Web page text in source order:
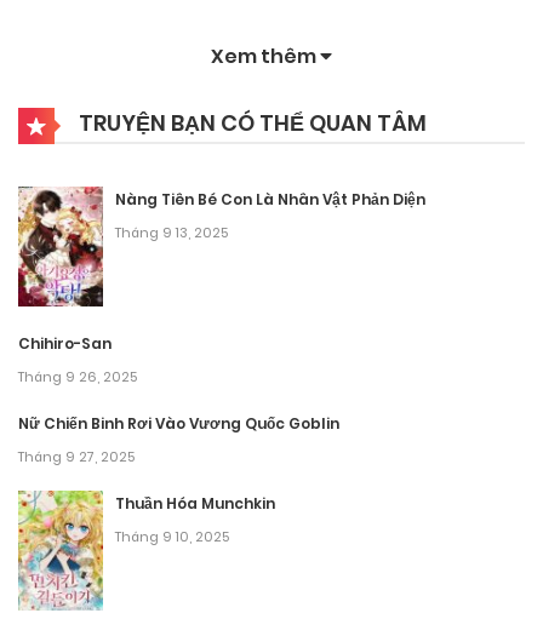
Tháng 9 27, 2025
Chương 29
Tháng 9 27, 2025
Chương 28
Chương 27
Tháng 9 8, 2025
Tháng 9 8, 2025
Chương 25
Xem thêm
TRUYỆN BẠN CÓ THỂ QUAN TÂM
Nàng Tiên Bé Con Là Nhân Vật Phản Diện
Tháng 9 13, 2025
Chihiro-San
Tháng 9 26, 2025
Nữ Chiến Binh Rơi Vào Vương Quốc Goblin
Tháng 9 27, 2025
Thuần Hóa Munchkin
Tháng 9 10, 2025